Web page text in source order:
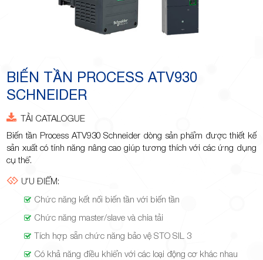
Minh
Giảng,
phường
BIẾN TẦN PROCESS ATV930
SCHNEIDER
TẢI CATALOGUE
Biến tần Process ATV930 Schneider dòng sản phẩm được thiết kế
sản xuất có tính năng nâng cao giúp tương thích với các ứng dụng
cụ thể.
ƯU ĐIỂM:
Chức năng kết nối biến tần với biến tần
Chức năng master/slave và chia tải
Tích hợp sẵn chức năng bảo vệ STO SIL 3
Có khả năng điều khiển với các loại động cơ khác nhau